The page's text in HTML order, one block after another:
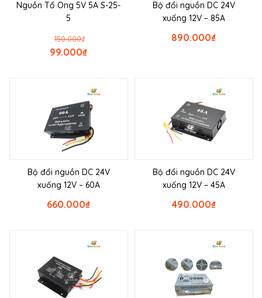
Nguồn Tổ Ong 5V 5A S-25-
5
₫
150.000
₫
99.000
Bộ đổi nguồn DC 24V
xuống 12V – 85A
₫
890.000
Bộ đổi nguồn DC 24V
xuống 12V – 60A
₫
660.000
Bộ đổi nguồn DC 24V
xuống 12V – 45A
₫
490.000